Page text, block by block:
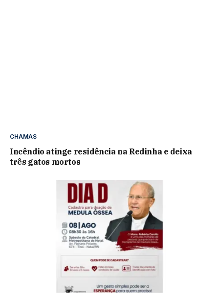
CHAMAS
Incêndio atinge residência na Redinha e deixa
três gatos mortos